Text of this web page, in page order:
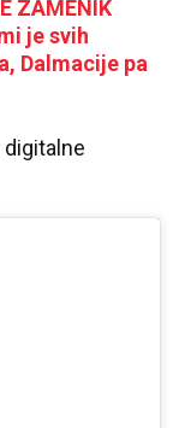
ZAMENIK
je svih
Dalmacije pa
digitalne